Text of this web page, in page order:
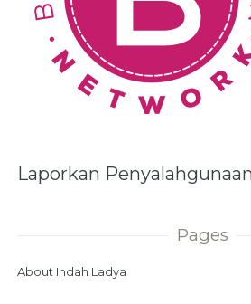
Laporkan
Pages
About Indah Ladya